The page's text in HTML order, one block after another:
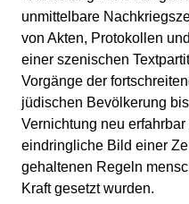
unmittelbare
von Akten, Protokollen
einer szenischen
Vorgänge der
jüdischen Bevölkerung
Vernichtung neu
eindringliche Bild einer
gehaltenen Regeln
Kraft gesetzt wurden.